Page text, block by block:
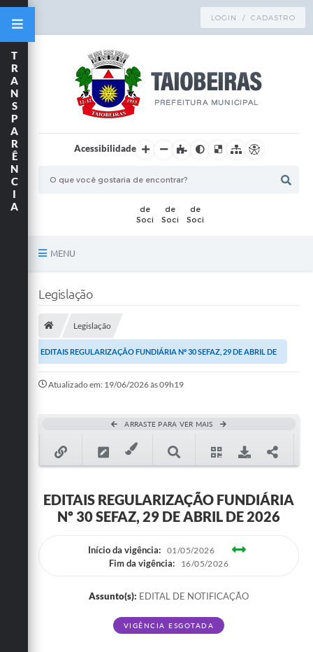
LOGIN / CADASTRO
Acessibilidade
MENU
Publicações
A Prefeitura
Ouvidoria
Legislação
T
R
A
N
S
P
A
R
Ê
N
C
I
A
Legislação
Legislação
EDITAIS REGULARIZAÇÃO FUNDIÁRIA Nº 30 SEFAZ, 29 DE ABRIL DE
Atualizado em: 19/06/2026 às 09h19
ARRASTE PARA VER MAIS
EDITAIS REGULARIZAÇÃO FUNDIÁRIA
Nº 30 SEFAZ, 29 DE ABRIL DE 2026
Início da vigência: 01/05/2026
Fim da vigência: 16/05/2026
Assunto(s): EDITAL DE NOTIFICAÇÃO
VIGÊNCIA ESGOTADA